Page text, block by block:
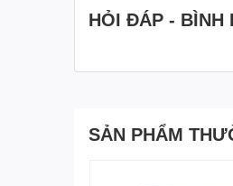
HỎI ĐÁP - BÌNH
SẢN PHẨM